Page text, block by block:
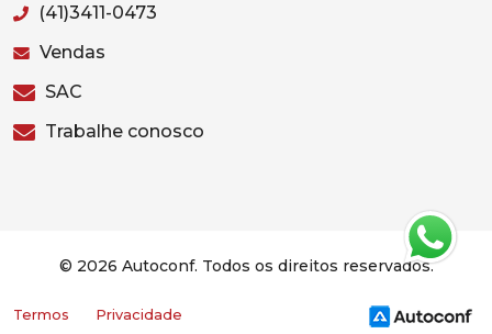
(41)3411-0473
Vendas
SAC
Trabalhe conosco
© 2026 Autoconf. Todos os direitos reservados.
Termos Privacidade